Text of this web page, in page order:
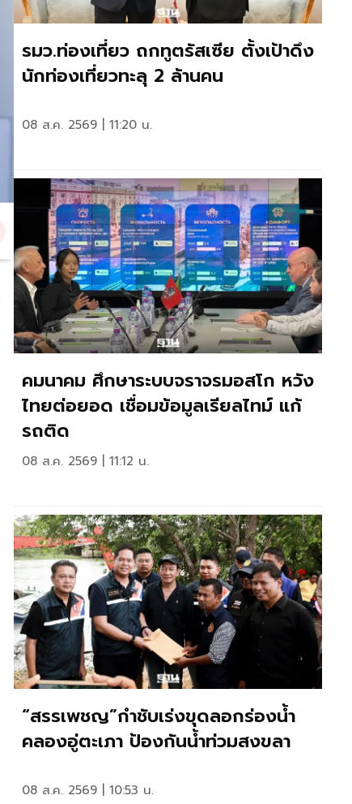
รมว.ท่องเที่ยว ถกทูตรัสเซีย ตั้งเป้าดึง
นักท่องเที่ยวทะลุ 2 ล้านคน
08 ส.ค. 2569 | 11:20 น.
คมนาคม ศึกษาระบบจราจรมอสโก หวัง
ไทยต่อยอด เชื่อมข้อมูลเรียลไทม์ แก้
รถติด
08 ส.ค. 2569 | 11:12 น.
“สรรเพชญ”กำชับเร่งขุดลอกร่องน้ำ
คลองอู่ตะเภา ป้องกันน้ำท่วมสงขลา
08 ส.ค. 2569 | 10:53 น.